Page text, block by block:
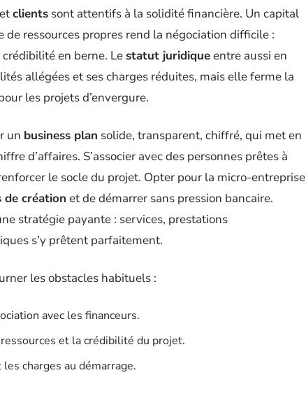
etclients sont attentifs à la solidité financière. Un capital
de ressources propres rend la négociation difficile :
en berne. Le statut juridiqueentre aussi en
allégées et ses charges réduites, mais elle ferme la
les projets d’envergure.
un business plan solide, transparent, chiffré, qui met en
d’affaires. S’associer avec des personnes prêtes à
le socle du projet. Opter pour la micro-entreprise
de création et de démarrer sans pression bancaire.
stratégie payante : services, prestations
s’y prêtent parfaitement.
les obstacles habituels :
avec les financeurs.
et la crédibilité du projet.
charges au démarrage.